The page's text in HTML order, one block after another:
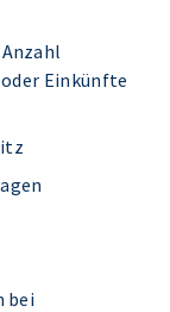
Einkünfte
bei